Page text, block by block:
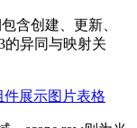
含创建、更新、
的异同与映射关
件展示图片表格